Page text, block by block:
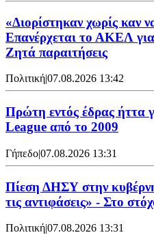
«Διορίστηκαν χωρίς καν
Επανέρχεται το ΑΚΕΛ
Ζητά παραιτήσεις
Πολιτική|07.08.2026 13:42
Πρώτη εντός έδρας
League από το 2009
Γήπεδο|07.08.2026 13:31
Πίεση ΔΗΣΥ στην
τις αντιφάσεις» - Στο
Πολιτική|07.08.2026 13:31